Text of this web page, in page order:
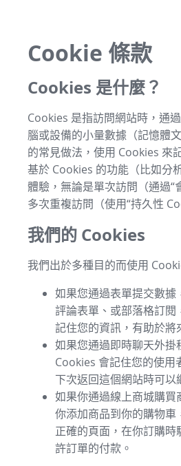
Cookie 條款
Cookies 是什麼？
Cookies 是指訪問網站時，通
腦或設備的小量數據（記憶體
的常見做法，使用 Cookies 來
基於 Cookies 的功能（比如分
體驗，無論是單次訪問（通過“
多次重複訪問（使用“持久性
我們的 Cookies
我們出於多種目的而使用
如果您通過表單提交數據
評論表單、或部落格訂
記住您的資訊，有助於將
如果您通過即時聊天外掛
Cookies 會記住您的使用
下次返回這個網站時可以
如果你通過線上商城購
你添加商品到你的購物車
正確的頁面，在你訂購
許訂單的付款。